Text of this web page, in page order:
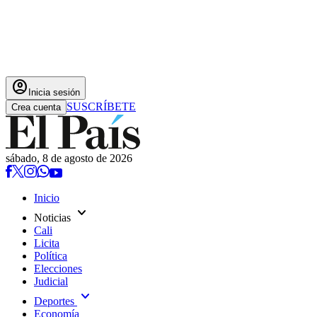
account_circle Inicia sesión
Crea cuenta SUSCRÍBETE
sábado, 8 de agosto de 2026
Inicio
Noticias expand_more
Cali
Licita
Política
Elecciones
Judicial
Deportes expand_more
Economía